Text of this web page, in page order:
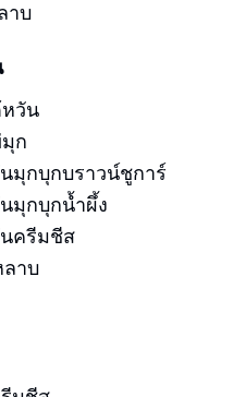
าบ
วัน
ก
มุกบุกบราวน์ชูการ์
มุกบุกน้ำผึ้ง
ครีมชีส
าบ